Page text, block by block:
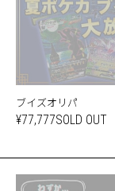
ブイズオリパ
¥77,777SOLD OUT